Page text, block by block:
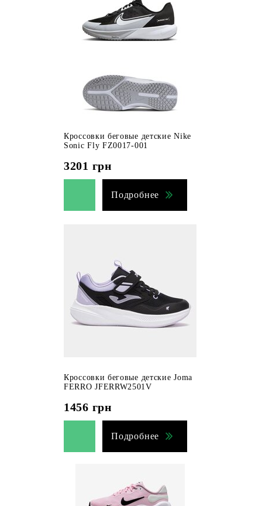
Кроссовки беговые детские Nike
Sonic Fly FZ0017-001
3201 грн
Подробнее
Кроссовки беговые детские Joma
FERRO JFERRW2501V
1456 грн
Подробнее